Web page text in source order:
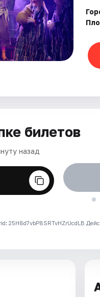
билетов
назад